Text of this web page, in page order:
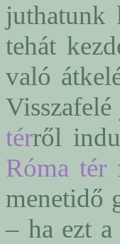
juthatunk
tehát
való
térről
Róma tér
menetidő
– ha ezt